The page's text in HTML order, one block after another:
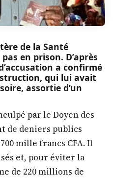
de la Santé
en prison. D’après
a confirmé
qui lui avait
assortie d’un
par le Doyen des
de deniers publics
mille francs CFA. Il
et, pour éviter la
de 220 millions de